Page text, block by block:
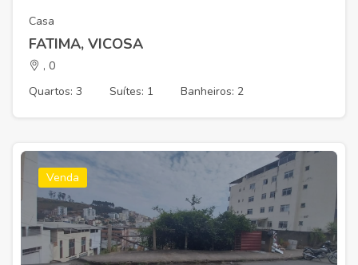
Casa
FATIMA, VICOSA
, 0
Quartos: 3
Suítes: 1 Banheiros: 2
Venda